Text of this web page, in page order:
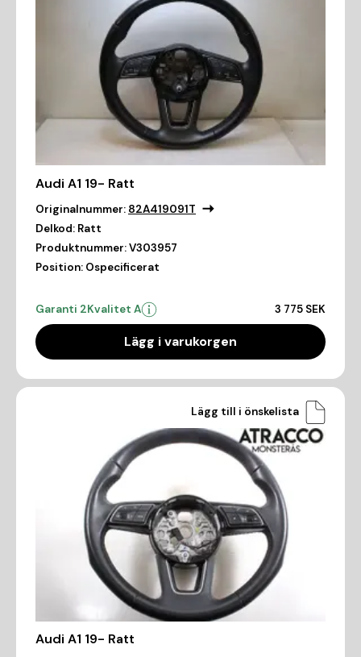
Audi A1 19- Ratt
Originalnummer: 82A419091T
Delkod: Ratt
Produktnummer:V303957
Position: Ospecificerat
Garanti 2Kvalitet A 3 775 SEK
Lägg i varukorgen
Lägg till i önskelista
Audi A1 19- Ratt